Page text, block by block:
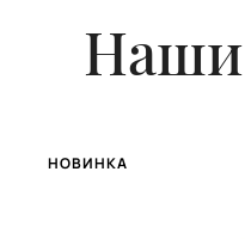
Наши
НОВИНКА